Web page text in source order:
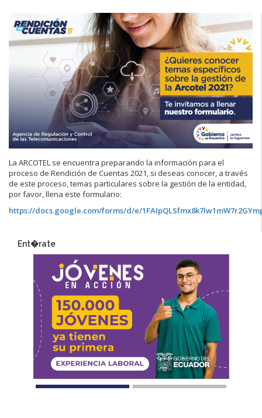
La ARCOTEL se encuentra preparando la información para el
proceso de Rendición de Cuentas 2021, si deseas conocer, a través
de este proceso, temas particulares sobre la gestión de la entidad,
por favor, llena este formulario:
https://docs.google.com/forms/d/e/
Ent�rate